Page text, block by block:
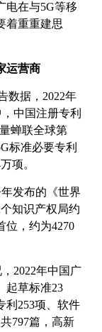
电在与5G等移
着重重建思
运营商
数据，2022年
中国注册专利
蝉联全球第
标准必要专利
项。
发布的《世界
知识产权局约
位，约为4270
2022年中国广
起草标准23
利253项、软件
797篇，高新